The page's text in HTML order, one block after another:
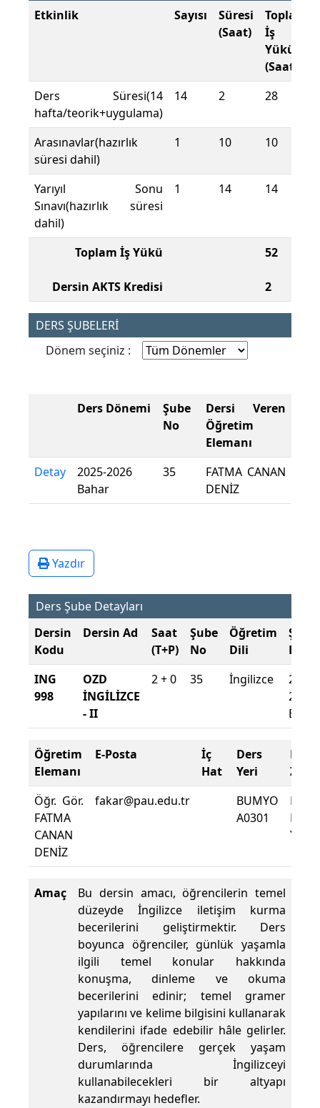
Etkinlik Sayısı
Süresi
(Saat)
Toplam
İş
Yükü
(Saat)
Ders Süresi(14
hafta/teorik+uygulama)
14 2 28
Arasınavlar(hazırlık
süresi dahil)
1 10 10
Yarıyıl Sonu
Sınavı(hazırlık süresi
dahil)
1 14 14
Toplam İş Yükü
Dersin AKTS Kredisi
52
2
DERS ŞUBELERİ
Dönem seçiniz :
Ders Dönemi
Şube
No
Dersi Veren
Öğretim
Elemanı
Detay
2025-2026
Bahar
35
FATMA CANAN
DENİZ
Yazdır
Ders Şube Detayları
Dersin
Kodu
Dersin Ad
Saat
(T+P)
Şube
No
Öğretim
Dili
Şube
ING
998
OZD
İNGİLİZCE
- II
2 + 0 35 İngilizce
2025-
2026
Bahar
Öğretim
Elemanı
E-Posta
İç
Hat
Ders
Yeri
Öğr. Gör.
FATMA
CANAN
DENİZ
fakar@pau.edu.tr
BUMYO
A0301
Amaç
Bu dersin amacı, öğrencilerin temel
düzeyde İngilizce iletişim kurma
becerilerini geliştirmektir. Ders
boyunca öğrenciler, günlük yaşamla
ilgili temel konular hakkında
konuşma, dinleme ve okuma
becerilerini edinir; temel gramer
yapılarını ve kelime bilgisini kullanarak
kendilerini ifade edebilir hâle gelirler.
Ders, öğrencilere gerçek yaşam
durumlarında İngilizceyi
kullanabilecekleri bir altyapı
kazandırmayı hedefler.